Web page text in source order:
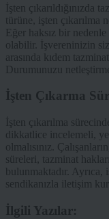
İşten çıkarıldığınızda
türüne, işten çıkarılma
Eğer haksız bir nedenle
olabilir. İşvereninizin
arasında kıdem
Durumunuzu
İşten Çıkarma
İşten çıkarılma
dikkatlice incelemeli,
olmalısınız.
süreleri, tazminat
bulunmaktadır. Ayrıca,
sendikanızla iletişim
İlgili Yazılar: